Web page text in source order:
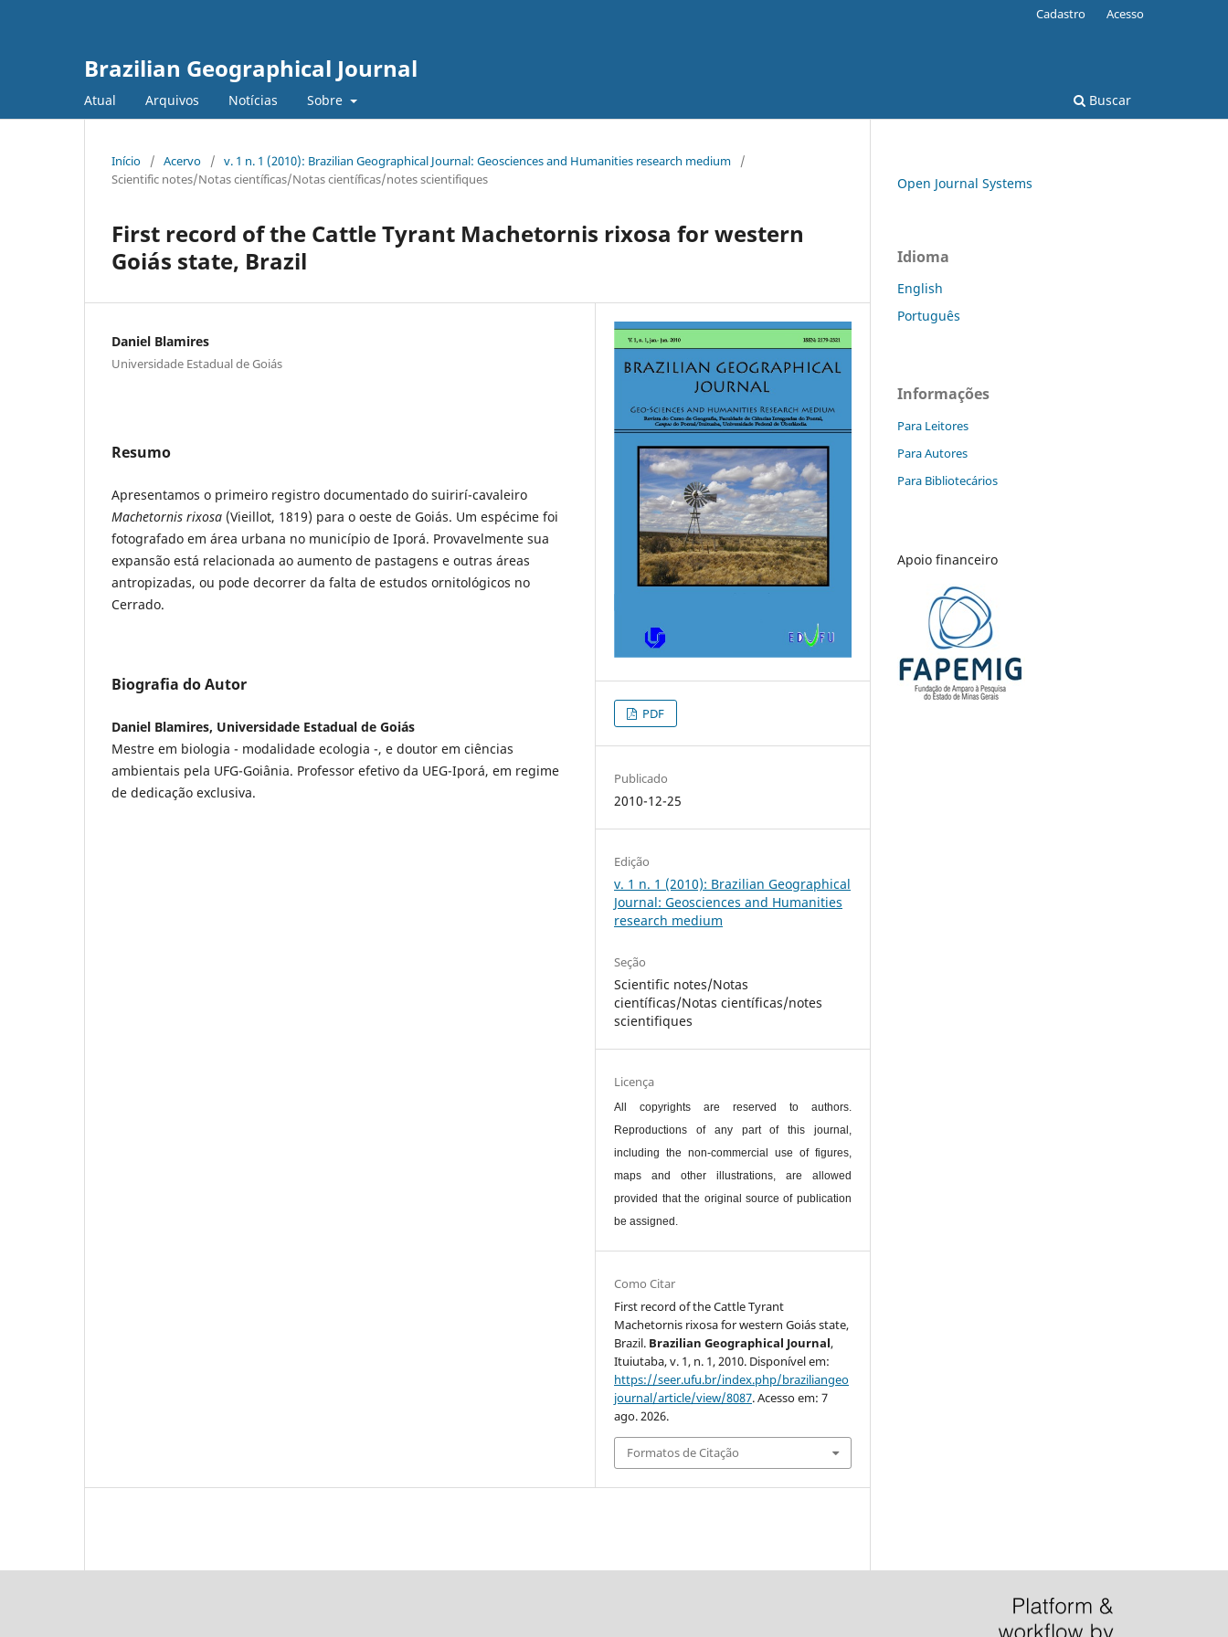
Brazilian Geographical Journal
Atual Arquivos Notícias Sobre Buscar
Cadastro Acesso
Início / Acervo / v. 1 n. 1 (2010): Brazilian Geographical Journal: Geosciences and Humanities research medium
/
Scientific notes/Notas científicas/Notas científicas/notes scientifiques
First record of the Cattle Tyrant Machetornis rixosa for western
Goiás state, Brazil
Daniel Blamires
Universidade Estadual de Goiás
Resumo
Apresentamos o primeiro registro documentado do suirirí-cavaleiro
Machetornis rixosa (Vieillot, 1819) para o oeste de Goiás. Um espécime foi
fotografado em área urbana no município de Iporá. Provavelmente sua
expansão está relacionada ao aumento de pastagens e outras áreas
antropizadas, ou pode decorrer da falta de estudos ornitológicos no
Cerrado.
Biografia do Autor
Daniel Blamires, Universidade Estadual de Goiás
Mestre em biologia - modalidade ecologia -, e doutor em ciências
ambientais pela UFG-Goiânia. Professor efetivo da UEG-Iporá, em regime
de dedicação exclusiva.
PDF
Publicado
2010-12-25
Edição
v. 1 n. 1 (2010): Brazilian Geographical
Journal: Geosciences and Humanities
research medium
Seção
Scientific notes/Notas
científicas/Notas científicas/notes
scientifiques
Licença
All copyrights are reserved to authors.
Reproductions of any part of this journal,
including the non-commercial use of figures,
maps and other illustrations, are allowed
provided that the original source of publication
be assigned.
Como Citar
First record of the Cattle Tyrant
Machetornis rixosa for western Goiás state,
Brazil. Brazilian Geographical Journal,
Ituiutaba, v. 1, n. 1, 2010. Disponível em:
https://seer.ufu.br/index.php/braziliangeo
journal/article/view/8087. Acesso em: 7
ago. 2026.
Formatos de Citação
Open Journal Systems
Idioma
English
Português
Informações
Para Leitores
Para Autores
Para Bibliotecários
Apoio financeiro